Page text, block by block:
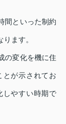
間といった制約
ます。
の変化を機に住
とが示されてお
しやすい時期で